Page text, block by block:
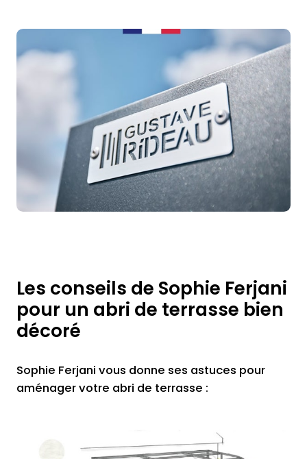
Les conseils de Sophie Ferjani
pour un abri de terrasse bien
décoré
Sophie Ferjani vous donne ses astuces pour
aménager votre abri de terrasse :